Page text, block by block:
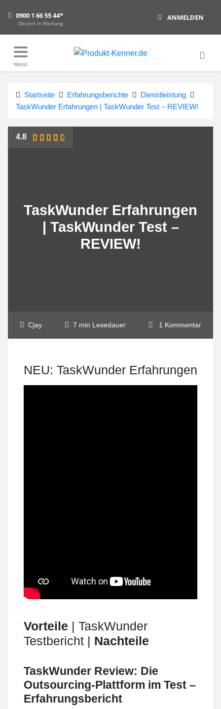
0900 1 66 55 44*
Derzeit in Wartung
ANMELDEN
Menü
Startseite Erfahrungsberichte
Dienstleistung
TaskWunder Erfahrungen | TaskWunder Test – REVIEW!
4.8
TaskWunder Erfahrungen
| TaskWunder Test –
REVIEW!
Cjay 7 min Lesedauer 1 Kommentar
NEU: TaskWunder Erfahrungen
Vorteile | TaskWunder
Testbericht | Nachteile
TaskWunder Review: Die
Outsourcing-Plattform im Test –
Erfahrungsbericht